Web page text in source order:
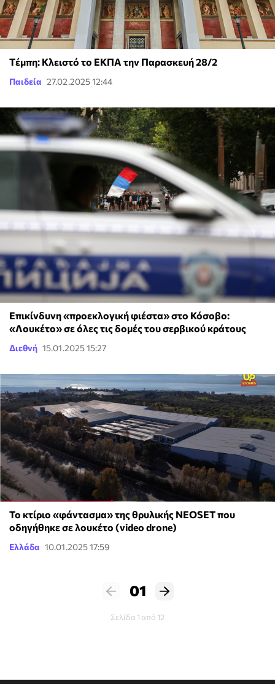
Tέμπη: Κλειστό το ΕΚΠΑ την Παρασκευή 28/2
Παιδεία 27.02.2025 12:44
Επικίνδυνη «προεκλογική φιέστα» στο Κόσοβο:
«Λουκέτο» σε όλες τις δομές του σερβικού κράτους
Διεθνή 15.01.2025 15:27
Το κτίριο «φάντασμα» της θρυλικής NEOSET που
οδηγήθηκε σε λουκέτο (video drone)
Ελλάδα 10.01.2025 17:59
01
Σελίδα 1 από 12